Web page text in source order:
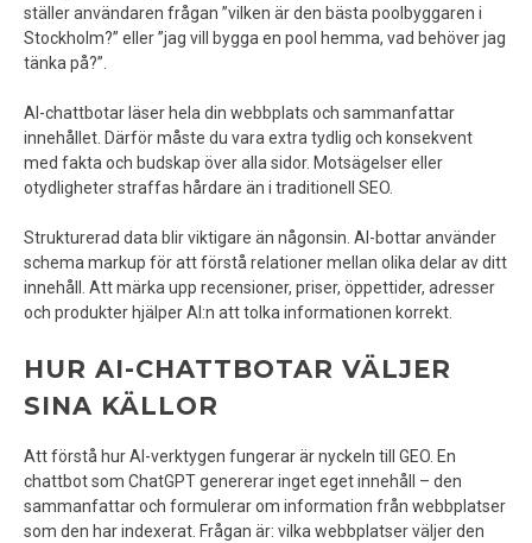
ställer användaren frågan ”vilken är den bästa poolbyggaren i
Stockholm?” eller ”jag vill bygga en pool hemma, vad behöver jag
tänka på?”.
AI-chattbotar läser hela din webbplats och sammanfattar
innehållet. Därför måste du vara extra tydlig och konsekvent
med fakta och budskap över alla sidor. Motsägelser eller
otydligheter straffas hårdare än i traditionell SEO.
Strukturerad data blir viktigare än någonsin. AI-bottar använder
schema markup för att förstå relationer mellan olika delar av ditt
innehåll. Att märka upp recensioner, priser, öppettider, adresser
och produkter hjälper AI:n att tolka informationen korrekt.
HUR AI-CHATTBOTAR VÄLJER
SINA KÄLLOR
Att förstå hur AI-verktygen fungerar är nyckeln till GEO. En
chattbot som ChatGPT genererar inget eget innehåll – den
sammanfattar och formulerar om information från webbplatser
som den har indexerat. Frågan är: vilka webbplatser väljer den